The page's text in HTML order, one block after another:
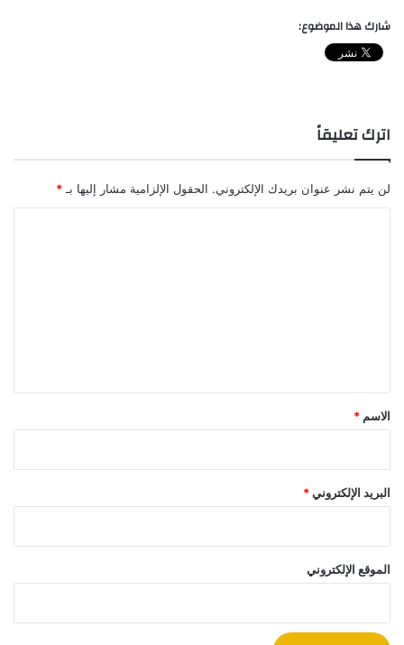
شارك هذا الموضوع:
اترك تعليقاً
لن يتم نشر عنوان بريدك الإلكتروني. الحقول الإلزامية مشار إليها بـ *
*
الاسم *
البريد الإلكتروني*
الموقع الإلكتروني